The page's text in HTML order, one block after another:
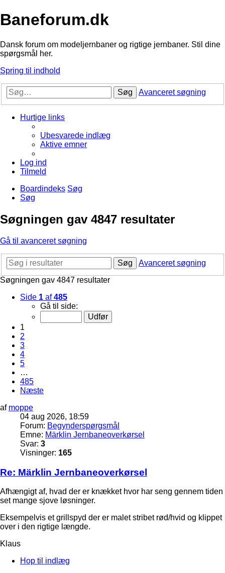
Baneforum.dk
Dansk forum om modeljernbaner og rigtige jernbaner. Stil dine
spørgsmål her.
Spring til indhold
Søg Avanceret søgning
Hurtige links
Ubesvarede indlæg
Aktive emner
Log ind
Tilmeld
Boardindeks Søg
Søg
Søgningen gav 4847 resultater
Gå til avanceret søgning
Søg
Avanceret søgning
Søgningen gav 4847 resultater
Side 1 af485
Gå til side:
1
2
3
4
5
…
485
Næste
af moppe
04 aug 2026, 18:59
Forum: Begynderspørgsmål
Emne: Märklin Jernbaneoverkørsel
Svar: 3
Visninger: 165
Re: Märklin Jernbaneoverkørsel
Afhængigt af, hvad der er knækket hvor har seng gennem tiden
set mange sjove løsninger.
Eksempelvis et grillspyd der er malet stribet rød/hvid og klippet
over i den rigtige længde.
Klaus
Hop til indlæg